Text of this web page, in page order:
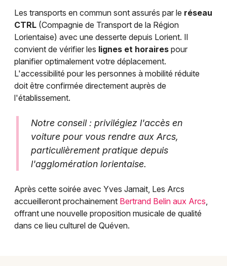
Les transports en commun sont assurés par le réseau
CTRL (Compagnie de Transport de la Région
Lorientaise) avec une desserte depuis Lorient. Il
convient de vérifier les lignes et horaires pour
planifier optimalement votre déplacement.
L'accessibilité pour les personnes à mobilité réduite
doit être confirmée directement auprès de
l'établissement.
Notre conseil : privilégiez l'accès en
voiture pour vous rendre aux Arcs,
particulièrement pratique depuis
l'agglomération lorientaise.
Après cette soirée avec Yves Jamait, Les Arcs
accueilleront prochainement Bertrand Belin aux Arcs,
offrant une nouvelle proposition musicale de qualité
dans ce lieu culturel de Quéven.